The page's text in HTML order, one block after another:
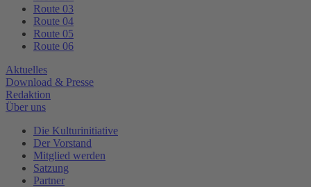
Route 03
Route 04
Route 05
Route 06
Aktuelles
Download & Presse
Redaktion
Über uns
Die Kulturinitiative
Der Vorstand
Mitglied werden
Satzung
Partner